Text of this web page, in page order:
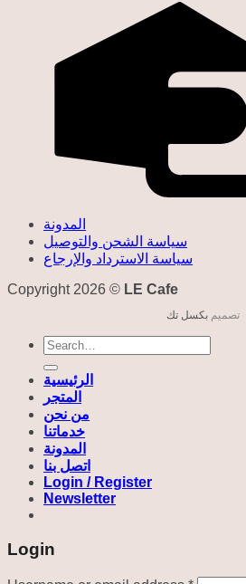
المدونة
سياسة الشحن والتوصيل
سياسة الاسترداد والإرجاع
Copyright 2026 © LE Cafe
تصميمبكسل تك
Search
for:
الرئيسية
المتجر
من نحن
خدماتنا
المدونة
اتصل بنا
Login / Register
Newsletter
Login